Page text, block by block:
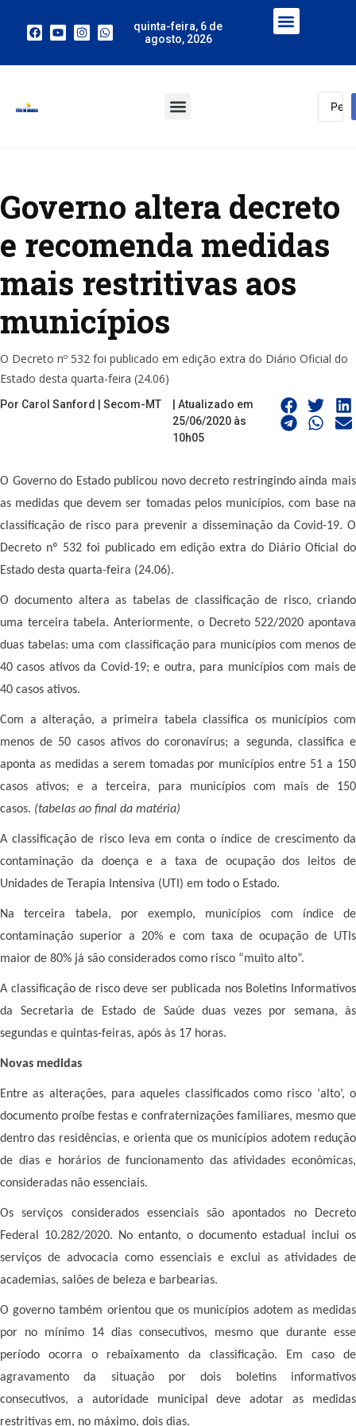
quinta-feira, 6 de
agosto, 2026
Governo altera decreto
e recomenda medidas
mais restritivas aos
municípios
O Decreto nº 532 foi publicado em edição extra do Diário Oficial do
Estado desta quarta-feira (24.06)
Por Carol Sanford | Secom-MT
| Atualizado em
25/06/2020 às
10h05
O Governo do Estado publicou novo decreto restringindo ainda mais
as medidas que devem ser tomadas pelos municípios, com base na
classificação de risco para prevenir a disseminação da Covid-19. O
Decreto nº 532 foi publicado em edição extra do Diário Oficial do
Estado desta quarta-feira (24.06).
O documento altera as tabelas de classificação de risco, criando
uma terceira tabela. Anteriormente, o Decreto 522/2020 apontava
duas tabelas: uma com classificação para municípios com menos de
40 casos ativos da Covid-19; e outra, para municípios com mais de
40 casos ativos.
Com a alteração, a primeira tabela classifica os municípios com
menos de 50 casos ativos do coronavírus; a segunda, classifica e
aponta as medidas a serem tomadas por municípios entre 51 a 150
casos ativos; e a terceira, para municípios com mais de 150
casos. (tabelas ao final da matéria)
A classificação de risco leva em conta o índice de crescimento da
contaminação da doença e a taxa de ocupação dos leitos de
Unidades de Terapia Intensiva (UTI) em todo o Estado.
Na terceira tabela, por exemplo, municípios com índice de
contaminação superior a 20% e com taxa de ocupação de UTIs
maior de 80% já são considerados como risco “muito alto”.
A classificação de risco deve ser publicada nos Boletins Informativos
da Secretaria de Estado de Saúde duas vezes por semana, às
segundas e quintas-feiras, após às 17 horas.
Novas medidas
Entre as alterações, para aqueles classificados como risco ‘alto’, o
documento proíbe festas e confraternizações familiares, mesmo que
dentro das residências, e orienta que os municípios adotem redução
de dias e horários de funcionamento das atividades econômicas,
consideradas não essenciais.
Os serviços considerados essenciais são apontados no Decreto
Federal 10.282/2020. No entanto, o documento estadual inclui os
serviços de advocacia como essenciais e exclui as atividades de
academias, salões de beleza e barbearias.
O governo também orientou que os municípios adotem as medidas
por no mínimo 14 dias consecutivos, mesmo que durante esse
período ocorra o rebaixamento da classificação. Em caso de
agravamento da situação por dois boletins informativos
consecutivos, a autoridade municipal deve adotar as medidas
restritivas em, no máximo, dois dias.